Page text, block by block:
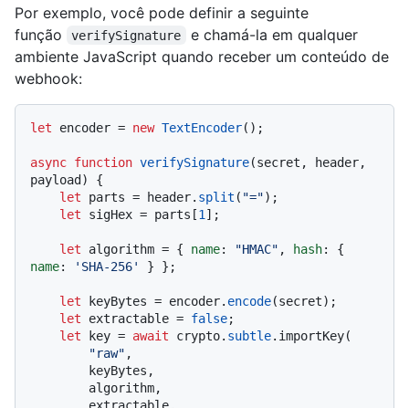
Por exemplo, você pode definir a seguinte
função
verifySignature
e chamá-la em qualquer
ambiente JavaScript quando receber um conteúdo de
webhook:
let encoder = new TextEncoder();
async function verifySignature(secret, header,
payload ) {
let parts = header. split ( "=");
let sigHex = parts[1 ];
let algorithm = { name: "HMAC" , hash
name: 'SHA-256' } };
let keyBytes = encoder. encode(secret);
let extractable = false;
let key = await crypto. subtle.importKey(
"raw" ,